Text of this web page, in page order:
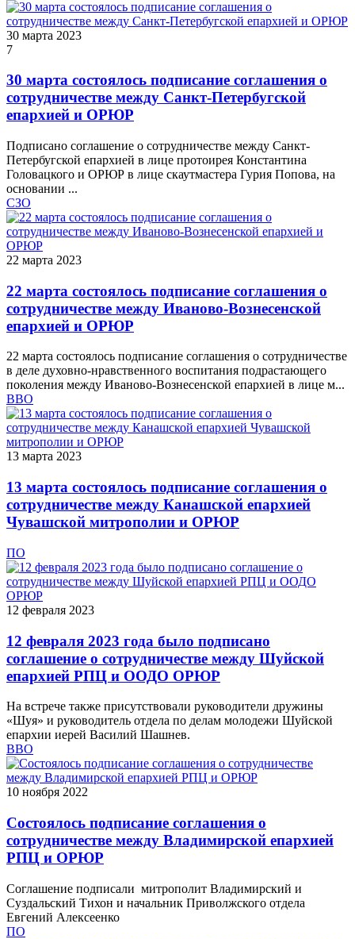
30 марта 2023
7
30 марта состоялось подписание соглашения о
сотрудничестве между Санкт-Петербугской
епархией и ОРЮР
Подписано соглашение о сотрудничестве между Санкт-
Петербугской епархией в лице протоирея Константина
Головацкого и ОРЮР в лице скаутмастера Гурия Попова, на
основании ...
СЗО
22 марта 2023
22 марта состоялось подписание соглашения о
сотрудничестве между Иваново-Вознесенской
епархией и ОРЮР
22 марта состоялось подписание соглашения о сотрудничестве
в деле духовно-нравственного воспитания подрастающего
поколения между Иваново-Вознесенской епархией в лице м...
ВВО
13 марта 2023
13 марта состоялось подписание соглашения о
сотрудничестве между Канашской епархией
Чувашской митрополии и ОРЮР
ПО
12 февраля 2023
12 февраля 2023 года было подписано
соглашение о сотрудничестве между Шуйской
епархией РПЦ и ООДО ОРЮР
На встрече также присутствовали руководители дружины
«Шуя» и руководитель отдела по делам молодежи Шуйской
епархии иерей Василий Шашнев.
ВВО
10 ноября 2022
Состоялось подписание соглашения о
сотрудничестве между Владимирской епархией
РПЦ и ОРЮР
Соглашение подписали митрополит Владимирский и
Суздальский Тихон и начальник Приволжского отдела
Евгений Алексеенко
ПО